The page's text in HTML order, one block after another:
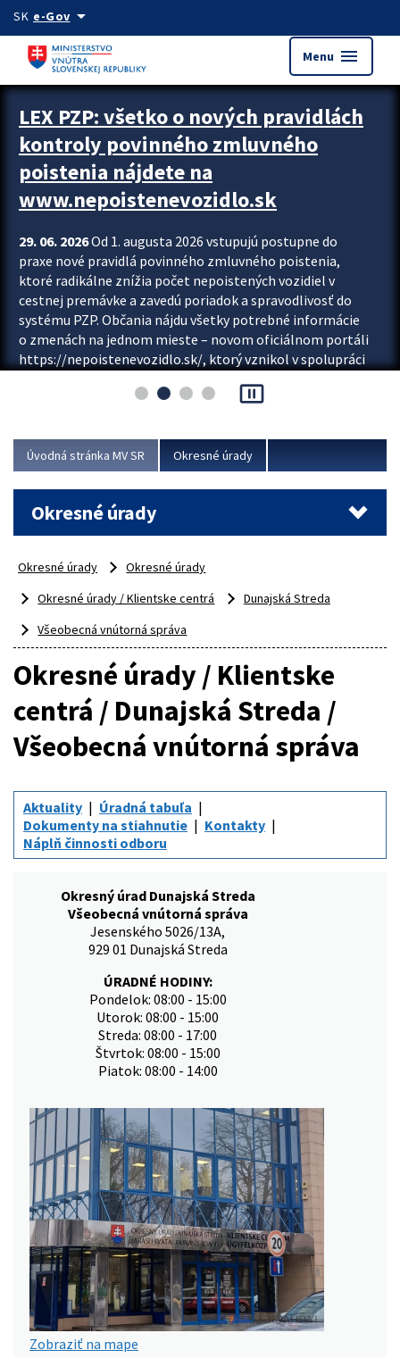
Preskocit na hlavný obsah
SK e-Govarrow_drop_down
Menu menu
Zastavit automatický posun upútavok
LEX PZP: všetko o nových pravidlách
kontroly povinného zmluvného
poistenia nájdete na
www.nepoistenevozidlo.sk
29. 06. 2026Od 1. augusta 2026 vstupujú postupne do
praxe nové pravidlá povinného zmluvného poistenia,
ktoré radikálne znížia počet nepoistených vozidiel v
cestnej premávke a zavedú poriadok a spravodlivosť do
systému PZP. Občania nájdu všetky potrebné informácie
o zmenách na jednom mieste – novom oficiálnom portáli
https://nepoistenevozidlo.sk/, ktorý vznikol v spolupráci
asociácie poisťovní (SLASPO) a Ministerstva vnútra SR.
Viac
pause_presentation
Úvodná stránka MV SR Okresné úrady
Okresné úrady
Okresné úrady
Okresné úrady
Okresné úrady / Klientske centrá
Dunajská Streda
Všeobecná vnútorná správa
Okresné úrady / Klientske
centrá / Dunajská Streda /
Všeobecná vnútorná správa
Aktuality
Úradná tabuľa
Dokumenty na stiahnutie
Kontakty
Náplň činnosti odboru
Okresný úrad Dunajská Streda
Všeobecná vnútorná správa
Jesenského 5026/13A,
929 01 Dunajská Streda
ÚRADNÉ HODINY:
Pondelok: 08:00 - 15:00
Utorok: 08:00 - 15:00
Streda: 08:00 - 17:00
Štvrtok: 08:00 - 15:00
Piatok: 08:00 - 14:00
Zobraziť na mape